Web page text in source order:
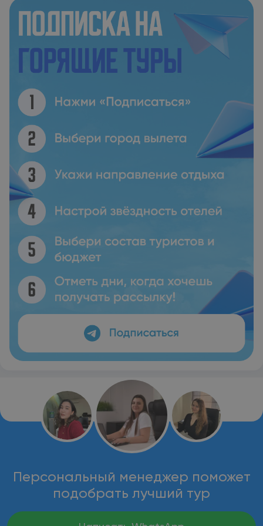
Персональный менеджер поможет
подобрать лучший тур